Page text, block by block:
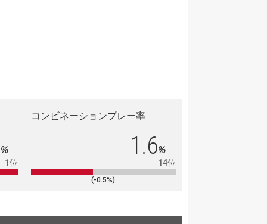
%
1位
コンビネーションプレー率
1.6%
14位
(-0.5%)